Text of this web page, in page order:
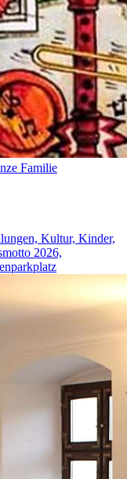
Familie
Kultur, Kinder,
2026,